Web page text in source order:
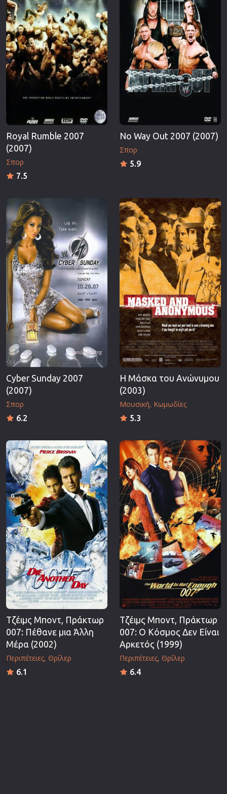
Επιστημονικής Φαντασίας
Εποχής
Ερωτικές
Ευρωπαικός Κινηματογράφος
Θρησκευτικές
Καταστροφής
Κλασσικές
Royal Rumble 2007
(2007)
Σπορ
7.5
No Way Out 2007 (2007)
Σπορ
5.9
Cyber Sunday 2007
(2007)
Σπορ
6.2
Η Μάσκα του Ανώνυμου
(2003)
Μουσική Κωμωδίες
5.3
Τζέιμς Μποντ, Πράκτωρ
007: Πέθανε μια Άλλη
Μέρα (2002)
Περιπέτειες Θρίλερ
6.1
Τζέιμς Μποντ, Πράκτωρ
007: Ο Κόσμος Δεν Είναι
Αρκετός (1999)
Περιπέτειες Θρίλερ
6.4